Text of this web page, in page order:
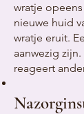
wratje
nieuwe huid
wratje eruit.
aanwezig
reageert